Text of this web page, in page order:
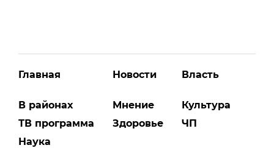
Главная
В районах
ТВ программа
Наука
Новости
Мнение
Здоровье
Власть
Культура
ЧП